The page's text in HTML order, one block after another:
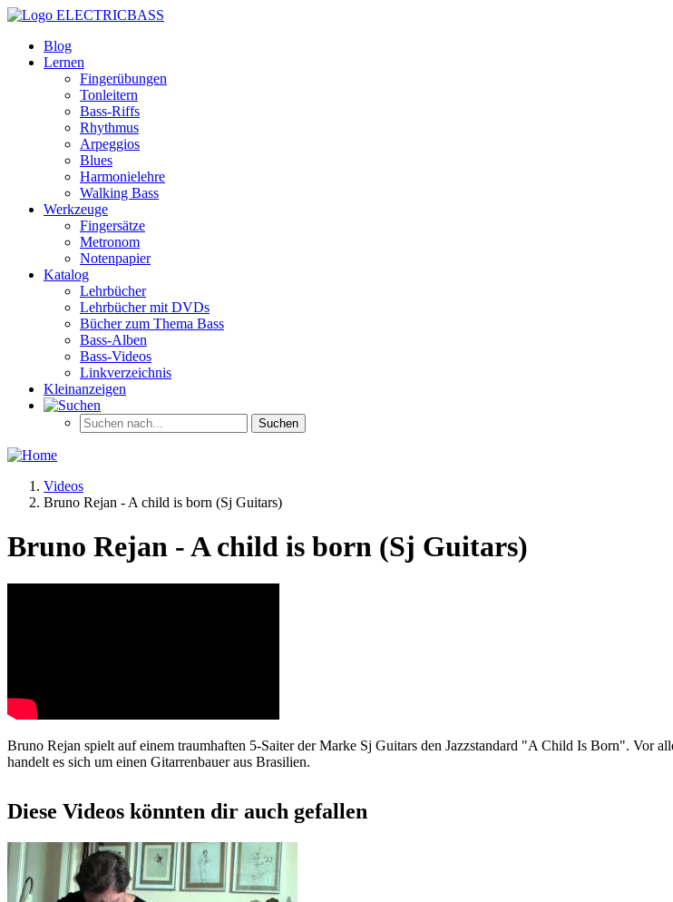
ELECTRICBASS
Blog
Lernen
Fingerübungen
Tonleitern
Bass-Riffs
Rhythmus
Arpeggios
Blues
Harmonielehre
Walking Bass
Werkzeuge
Fingersätze
Metronom
Notenpapier
Katalog
Lehrbücher
Lehrbücher mit DVDs
Bücher zum Thema Bass
Bass-Alben
Bass-Videos
Linkverzeichnis
Kleinanzeigen
Videos
Bruno Rejan - A child is born (Sj Guitars)
Bruno Rejan - A child is born (Sj Guitars)
Bruno Rejan spielt auf einem traumhaften 5-Saiter der Marke Sj Guitars den Jazzstandard "A Child Is Born". Vor
handelt es sich um einen Gitarrenbauer aus Brasilien.
Diese Videos könnten dir auch gefallen